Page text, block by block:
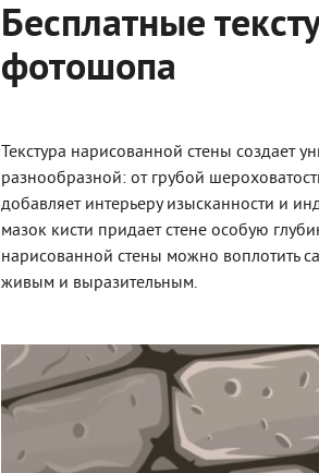
Бесплатные
фотошопа
Текстура нарисованной стены
разнообразной: от грубой
добавляет интерьеру изысканности и
мазок кисти придает стене особую
нарисованной стены можно воплотить
живым и выразительным.